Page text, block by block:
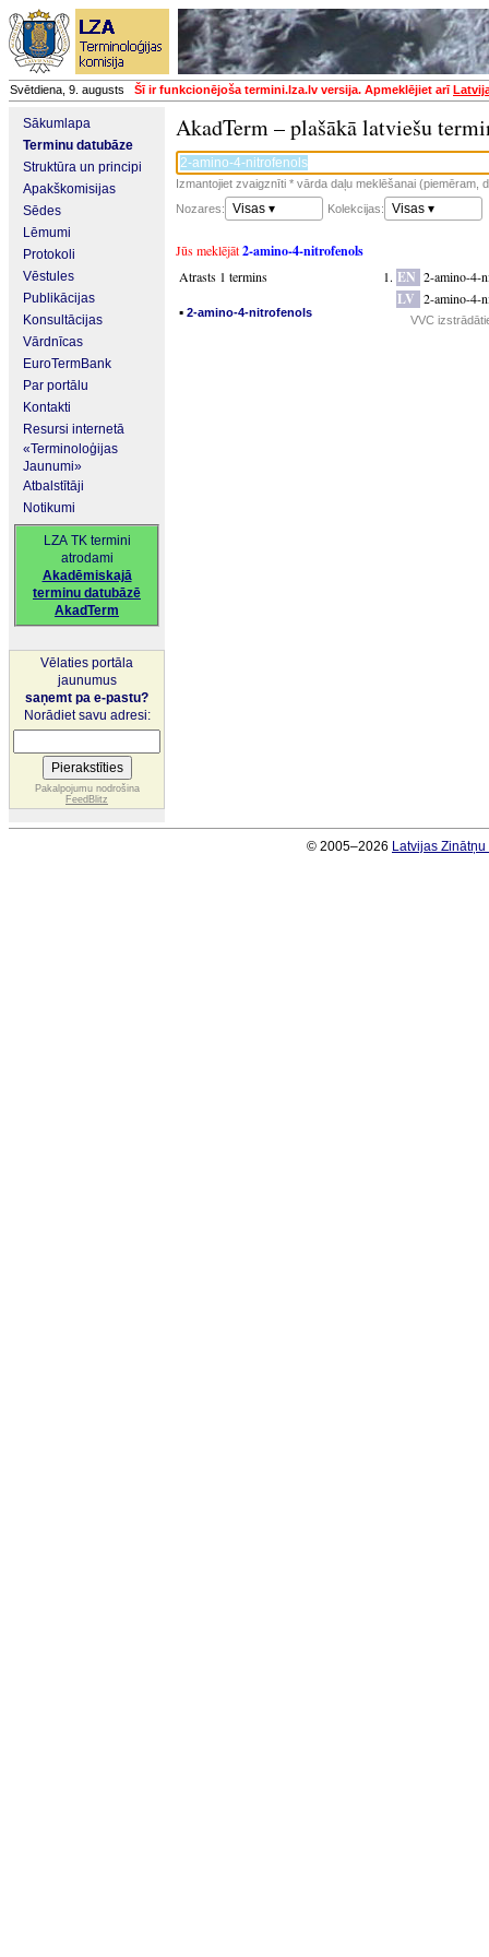
Svētdiena, 9. augusts Šī ir funkcionējoša termini.lza.lv versija. Apmeklējiet arī
Sākumlapa
Terminu datubāze
Struktūra un principi
Apakškomisijas
Sēdes
Lēmumi
Protokoli
Vēstules
Publikācijas
Konsultācijas
Vārdnīcas
EuroTermBank
Par portālu
Kontakti
Resursi internetā
«Terminoloģijas
Jaunumi»
Atbalstītāji
Notikumi
LZA TK termini
atrodami
Akadēmiskajā
terminu datubāzē
AkadTerm
Vēlaties portāla
jaunumus
saņemt pa e-pastu?
Norādiet savu adresi:
Pakalpojumu nodrošina
FeedBlitz
AkadTerm – plašākā latviešu
Izmantojiet zvaigznīti * vārda daļu meklēšanai (piemēram,
Nozares:
Visas ▾ Kolekcijas: Visas ▾
Jūs meklējāt2-amino-4-nitrofenols
Atrasts 1 termins
▪ 2-amino-4-nitrofenols
EN 2-amino-4-
LV 2-amino-4-
VVC
© 2005–2026 Latvijas